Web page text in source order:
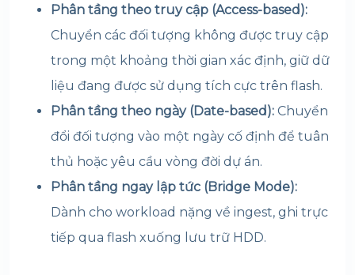
Phân tầng theo truy cập (Access-based):
Chuyển các đối tượng không được truy cập
trong một khoảng thời gian xác định, giữ dữ
liệu đang được sử dụng tích cực trên flash.
Phân tầng theo ngày (Date-based): Chuyển
đổi đối tượng vào một ngày cố định để tuân
thủ hoặc yêu cầu vòng đời dự án.
Phân tầng ngay lập tức (Bridge Mode):
Dành cho workload nặng về ingest, ghi trực
tiếp qua flash xuống lưu trữ HDD.